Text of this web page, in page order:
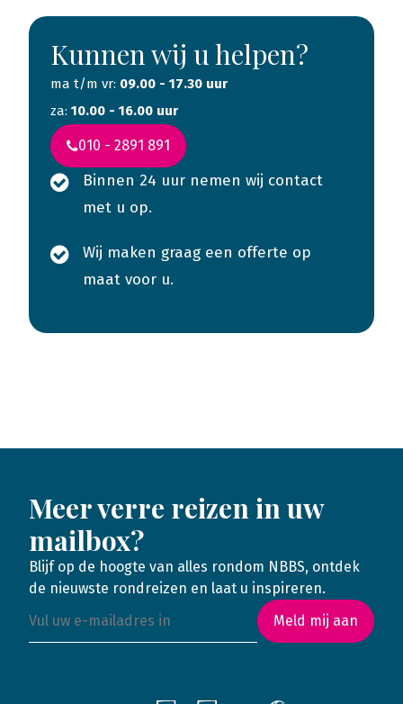
Kunnen wij u helpen?
ma t/m vr: 09.00 - 17.30 uur
za: 10.00 - 16.00 uur
010 - 2891 891
Binnen 24 uur nemen wij contact
met u op.
Wij maken graag een offerte op
maat voor u.
Meer verre reizen in uw
mailbox?
Blijf op de hoogte van alles rondom NBBS, ontdek
de nieuwste rondreizen en laat u inspireren.
Meld mij aan